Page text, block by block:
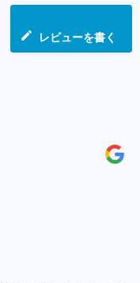
レビューを書く